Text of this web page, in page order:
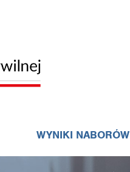
WYNIKI NABORÓW